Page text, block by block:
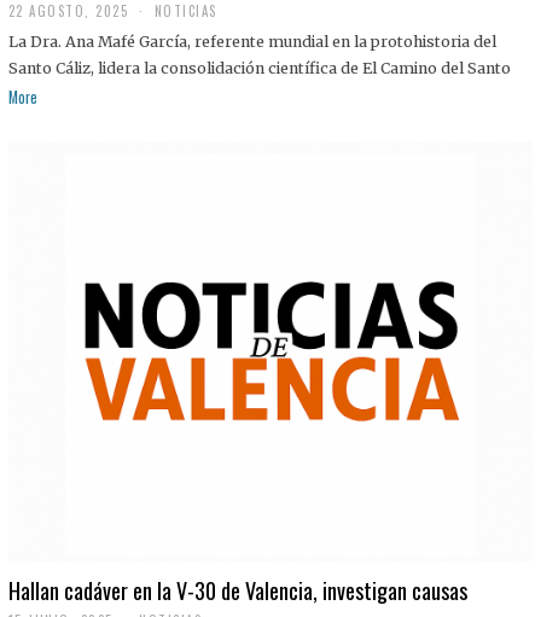
22 AGOSTO, 2025
2
A
G
NOTICIAS
La Dra. Ana Mafé García, referente mundial en la protohistoria del
Santo Cáliz, lidera la consolidación científica de El Camino del Santo
More
Hallan cadáver en la V-30 de Valencia, investigan causas